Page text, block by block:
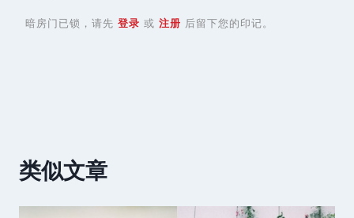
暗房门已锁，请先 登录 或 注册 后留下您的印记。
类似文章